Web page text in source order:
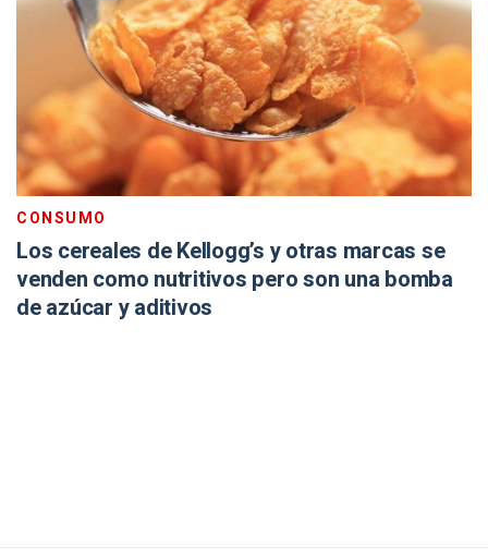
CONSUMO
Los cereales de Kellogg’s y otras marcas se
venden como nutritivos pero son una bomba
de azúcar y aditivos